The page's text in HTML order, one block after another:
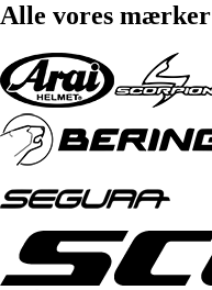
Alle vores mærker